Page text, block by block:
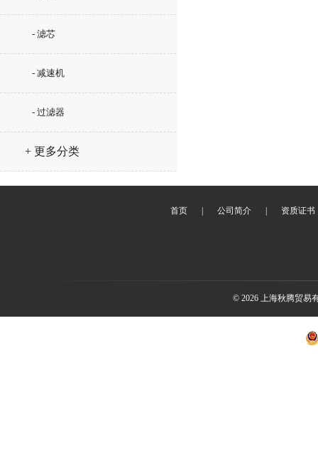
- 滤芯
- 减速机
- 过滤器
+ 更多分类
首页 公司简介 资质证书
© 2026 上海秋腾贸易